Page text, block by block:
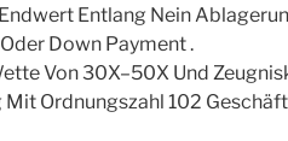
Entlang Nein
Down Payment .
Von 30X–50X Und
Ordnungszahl 102